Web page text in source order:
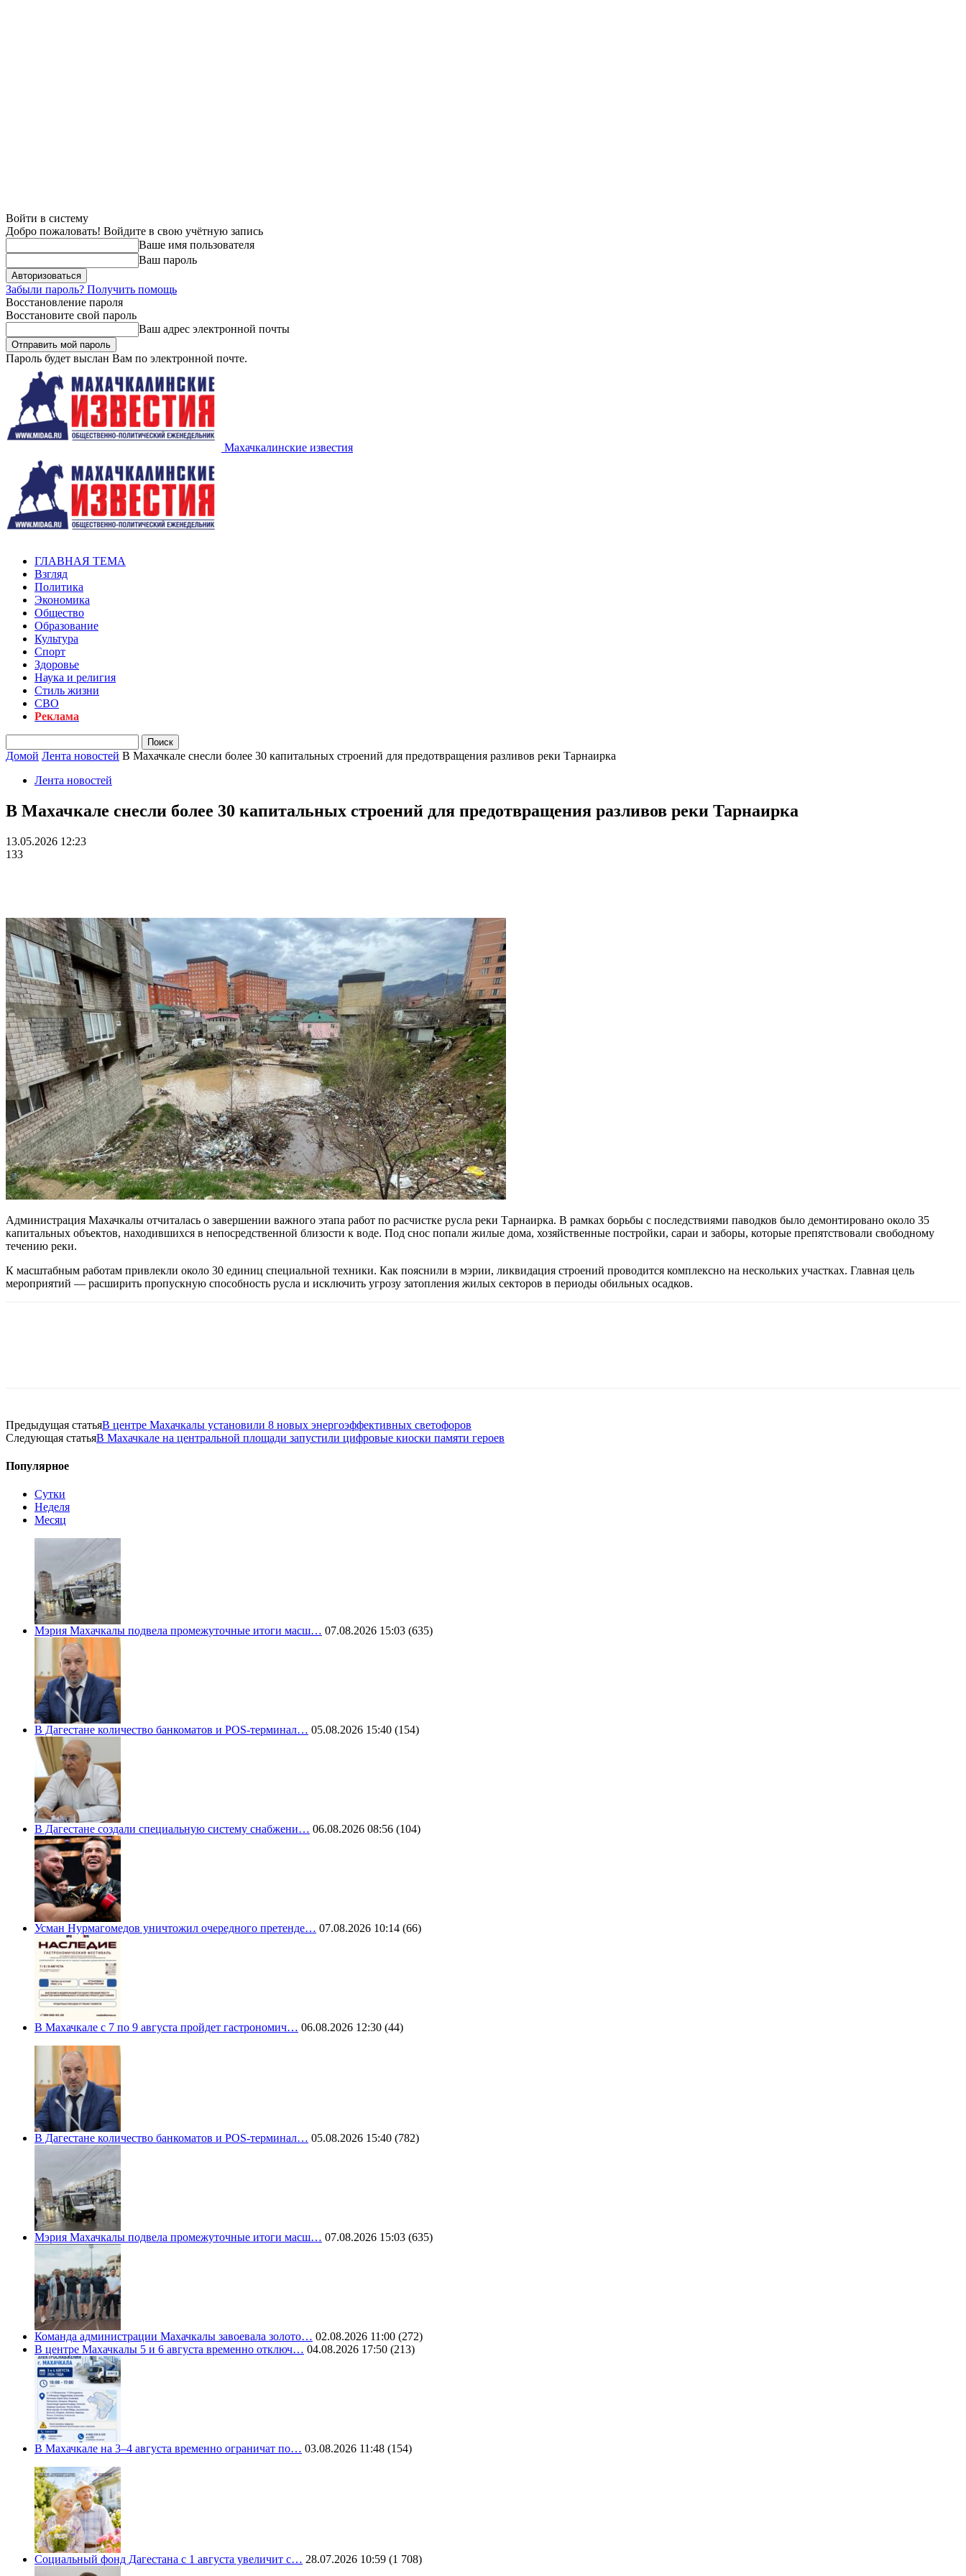
Войти в систему
Добро пожаловать! Войдите в свою учётную запись
Ваше имя пользователя
Ваш пароль
Забыли пароль? Получить помощь
Восстановление пароля
Восстановите свой пароль
Ваш адрес электронной почты
Пароль будет выслан Вам по электронной почте.
Махачкалинские известия
ГЛАВНАЯ ТЕМА
Взгляд
Политика
Экономика
Общество
Образование
Культура
Спорт
Здоровье
Наука и религия
Стиль жизни
СВО
Реклама
Домой Лента новостей В Махачкале снесли более 30 капитальных строений для предотвращения разливов реки Тарнаирка
Лента новостей
В Махачкале снесли более 30 капитальных строений для предотвращения разливов реки Тарнаирка
13.05.2026 12:23
133
Администрация Махачкалы отчиталась о завершении важного этапа работ по расчистке русла реки Тарнаирка. В рамках борьбы с последствиями паводков было демонтировано около 35
капитальных объектов, находившихся в непосредственной близости к воде. Под снос попали жилые дома, хозяйственные постройки, сараи и заборы, которые препятствовали свободному
течению реки.
К масштабным работам привлекли около 30 единиц специальной техники. Как пояснили в мэрии, ликвидация строений проводится комплексно на нескольких участках. Главная цель
мероприятий — расширить пропускную способность русла и исключить угрозу затопления жилых секторов в периоды обильных осадков.
Предыдущая статьяВ центре Махачкалы установили 8 новых энергоэффективных светофоров
Следующая статьяВ Махачкале на центральной площади запустили цифровые киоски памяти героев
Популярное
Сутки
Неделя
Месяц
Мэрия Махачкалы подвела промежуточные итоги масш… 07.08.2026 15:03 (635)
В Дагестане количество банкоматов и POS-терминал… 05.08.2026 15:40 (154)
В Дагестане создали специальную систему снабжени… 06.08.2026 08:56 (104)
Усман Нурмагомедов уничтожил очередного претенде… 07.08.2026 10:14 (66)
В Махачкале с 7 по 9 августа пройдет гастрономич… 06.08.2026 12:30 (44)
В Дагестане количество банкоматов и POS-терминал… 05.08.2026 15:40 (782)
Мэрия Махачкалы подвела промежуточные итоги масш… 07.08.2026 15:03 (635)
Команда администрации Махачкалы завоевала золото… 02.08.2026 11:00 (272)
В центре Махачкалы 5 и 6 августа временно отключ… 04.08.2026 17:50 (213)
В Махачкале на 3–4 августа временно ограничат по… 03.08.2026 11:48 (154)
Социальный фонд Дагестана с 1 августа увеличит с… 28.07.2026 10:59 (1 708)